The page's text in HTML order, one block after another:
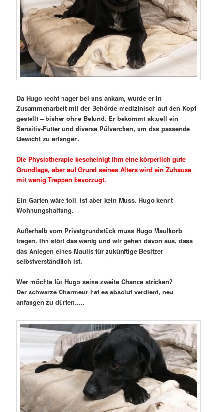
Da Hugo recht hager bei uns ankam, wurde er in
Zusammenarbeit mit der Behörde medizinisch auf den Kopf
gestellt – bisher ohne Befund. Er bekommt aktuell ein
Sensitiv-Futter und diverse Pülverchen, um das passende
Gewicht zu erlangen.
Die Physiotherapie bescheinigt ihm eine körperlich gute
Grundlage, aber auf Grund seines Alters wird ein Zuhause
mit wenig Treppen bevorzugt.
Ein Garten wäre toll, ist aber kein Muss. Hugo kennt
Wohnungshaltung.
Außerhalb vom Privatgrundstück muss Hugo Maulkorb
tragen. Ihn stört das wenig und wir gehen davon aus, dass
das Anlegen eines Maulis für zukünftige Besitzer
selbstverständlich ist.
Wer möchte für Hugo seine zweite Chance stricken?
Der schwarze Charmeur hat es absolut verdient, neu
anfangen zu dürfen…..